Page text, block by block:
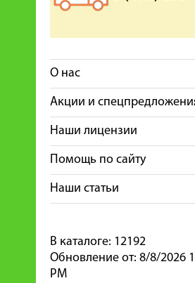
О нас
Акции и
Наши лицензии
Помощь по сайту
Наши статьи
В каталоге: 12192
Обновление от: 8/8/2026
PM